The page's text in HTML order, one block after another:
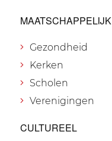
MAATSCHAPPELIJK
Gezondheid
Kerken
Scholen
Verenigingen
CULTUREEL